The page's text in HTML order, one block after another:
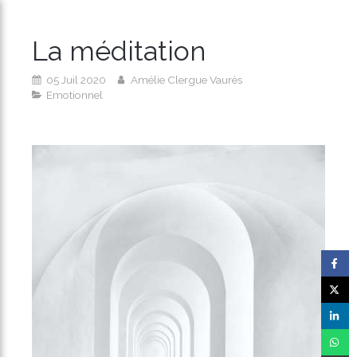
La méditation
05 Juil 2020
Amélie Clergue Vaurès
Emotionnel